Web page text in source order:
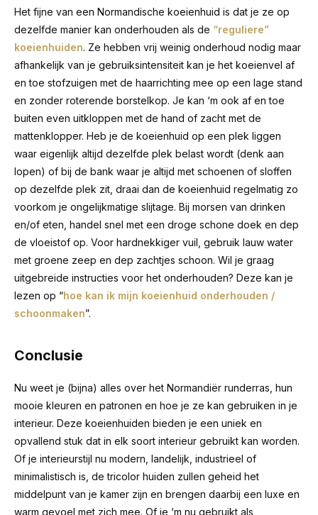
Het fijne van een Normandische koeienhuid is dat je ze op
dezelfde manier kan onderhouden als de “reguliere”
koeienhuiden. Ze hebben vrij weinig onderhoud nodig maar
afhankelijk van je gebruiksintensiteit kan je het koeienvel af
en toe stofzuigen met de haarrichting mee op een lage stand
en zonder roterende borstelkop. Je kan ‘m ook af en toe
buiten even uitkloppen met de hand of zacht met de
mattenklopper. Heb je de koeienhuid op een plek liggen
waar eigenlijk altijd dezelfde plek belast wordt (denk aan
lopen) of bij de bank waar je altijd met schoenen of sloffen
op dezelfde plek zit, draai dan de koeienhuid regelmatig zo
voorkom je ongelijkmatige slijtage. Bij morsen van drinken
en/of eten, handel snel met een droge schone doek en dep
de vloeistof op. Voor hardnekkiger vuil, gebruik lauw water
met groene zeep en dep zachtjes schoon. Wil je graag
uitgebreide instructies voor het onderhouden? Deze kan je
lezen op “hoe kan ik mijn koeienhuid onderhouden /
schoonmaken”.
Conclusie
Nu weet je (bijna) alles over het Normandiër runderras, hun
mooie kleuren en patronen en hoe je ze kan gebruiken in je
interieur. Deze koeienhuiden bieden je een uniek en
opvallend stuk dat in elk soort interieur gebruikt kan worden.
Of je interieurstijl nu modern, landelijk, industrieel of
minimalistisch is, de tricolor huiden zullen geheid het
middelpunt van je kamer zijn en brengen daarbij een luxe en
warm gevoel met zich mee. Of je ‘m nu gebruikt als